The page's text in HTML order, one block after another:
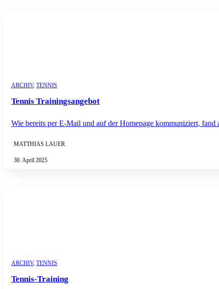
ARCHIV, TENNIS
Tennis Trainingsangebot
Wie bereits per E-Mail und auf der Homepage kommuniziert,
MATTHIAS LAUER
30. April 2025
ARCHIV, TENNIS
Tennis-Training